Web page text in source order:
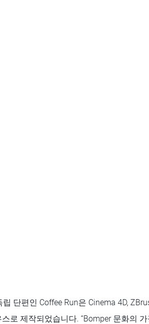
단편인 Coffee Run은 Cinema 4D,
로 제작되었습니다. “Bomper 문화의